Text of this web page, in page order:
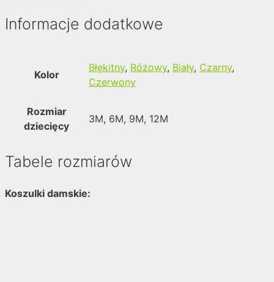
Informacje dodatkowe
Kolor
Błękitny, Różowy, Biały, Czarny,
Czerwony
Rozmiar
dziecięcy
3M, 6M, 9M, 12M
Tabele rozmiarów
Koszulki damskie: